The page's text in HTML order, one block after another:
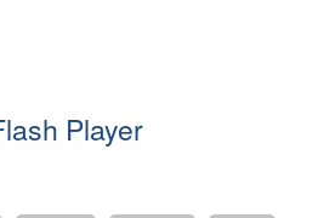
Player